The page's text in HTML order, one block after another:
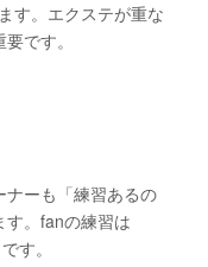
す。エクステが重な
です。
ナーも「練習あるの
す。fanの練習は
す。